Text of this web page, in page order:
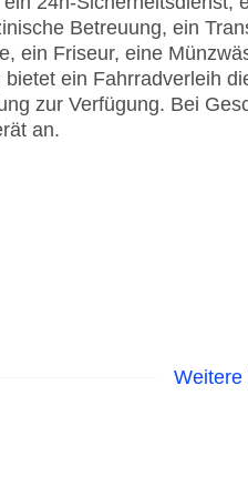
Betreuung, ein
ein Friseur, eine
ein Fahrradverleih
zur Verfügung. Bei
an.
Weitere